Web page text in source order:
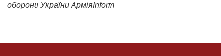
оборони України АрміяInform